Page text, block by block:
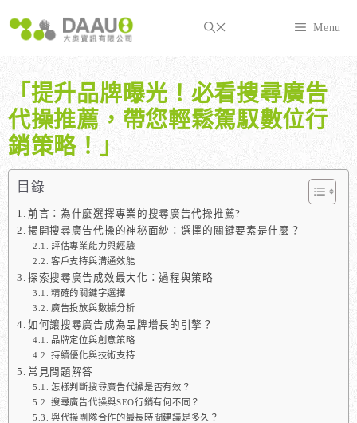
至
內
Menu
「提升品牌曝光！必看搜尋廣告
代操推薦，帶您輕鬆駕馭數位行
銷策略！」
目錄
前言：為什麼選擇專業的搜尋廣告代操推薦?
揭開搜尋廣告代操的神秘面紗：選擇的關鍵要素是什麼？
評估專業能力與經驗
客戶支持與溝通效能
探索搜尋廣告成效最大化：過程與策略
精確的關鍵字選擇
廣告投放與數據分析
如何讓搜尋廣告成為品牌增長的引擎？
品牌定位與創意策略
持續優化與技術支持
常見問題解答
怎樣判斷搜尋廣告代操是否有效？
搜尋廣告代操與SEO行銷有何不同？
與代操團隊合作的最長時間建議是多久？